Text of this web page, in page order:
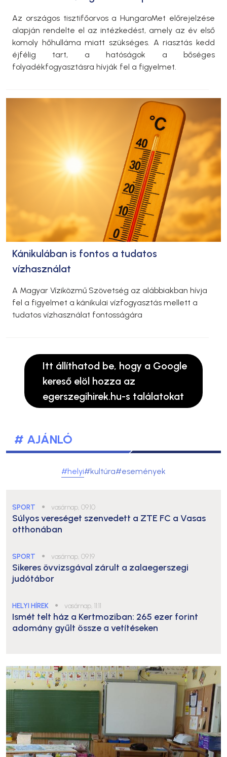
Az országos tisztifőorvos a HungaroMet előrejelzése
alapján rendelte el az intézkedést, amely az év első
komoly hőhulláma miatt szükséges. A riasztás kedd
éjfélig tart, a hatóságok a bőséges
folyadékfogyasztásra hívják fel a figyelmet.
Kánikulában is fontos a tudatos
vízhasználat
A Magyar Víziközmű Szövetség az alábbiakban hívja
fel a figyelmet a kánikulai vízfogyasztás mellett a
tudatos vízhasználat fontosságára
Itt állíthatod be, hogy a Google
kereső elöl hozza az
egerszegihirek.hu-s találatokat
# AJÁNLÓ
#helyi#kultúra#események
SPORT ● vasárnap, 09:10
Súlyos vereséget szenvedett a ZTE FC a Vasas
otthonában
SPORT ● vasárnap, 09:19
Sikeres övvizsgával zárult a zalaegerszegi
judótábor
HELYI HÍREK ● vasárnap, 11:11
Ismét telt ház a Kertmoziban: 265 ezer forint
adomány gyűlt össze a vetítéseken